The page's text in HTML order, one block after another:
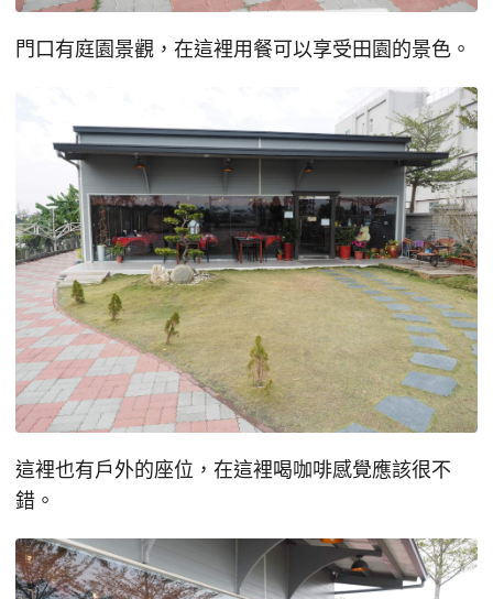
門口有庭園景觀，在這裡用餐可以享受田園的景色。
這裡也有戶外的座位，在這裡喝咖啡感覺應該很不
錯。